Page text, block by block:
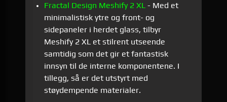
Fractal Design Meshify 2 XL- Med et
minimalistisk ytre og front- og
sidepaneler i herdet glass, tilbyr
Meshify 2 XL et stilrent utseende
samtidig som det gir et fantastisk
innsyn til de interne komponentene. I
tillegg, så er det utstyrt med
støydempende materialer.